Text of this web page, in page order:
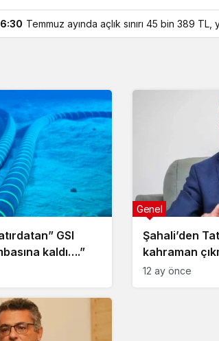
Temmuz ayında açlık sınırı 45 bin 389
GSI
kaldı….”
Şahali’den
kahraman
Genel
12 ay önce